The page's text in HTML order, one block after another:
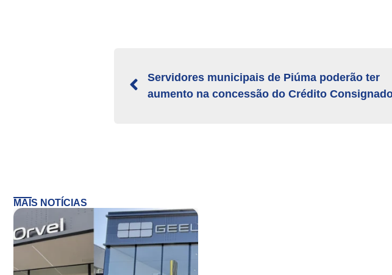
Servidores municipais de Piúma poderão ter
aumento na concessão do Crédito
MAIS NOTÍCIAS